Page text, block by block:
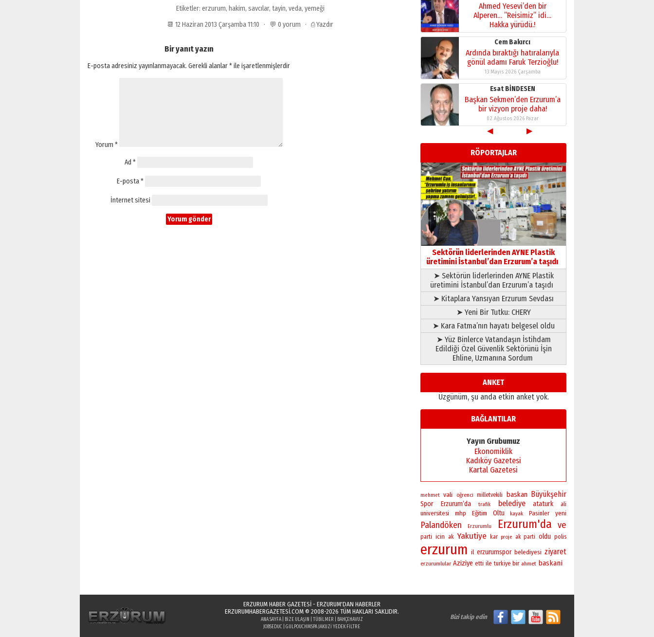
Etiketler: erzurum, hakim, savcılar, tayin, veda, yemeği
📆 12 Haziran 2013 Çarşamba 11:10 · 💬 0 yorum · ⎙ Yazdır
Bir yanıt yazın
E-posta adresiniz yayınlanmayacak. Gerekli alanlar*ile işaretlenmişlerdir
Yorum *
Ad *
E-posta*
İnternet sitesi
Ahmed Yesevi’den bir
Alperen… ”Reisimiz” idi…
Hakka yürüdü.!
26 Mart 2026 Perşembe
Cem Bakırcı
Ardında bıraktığı hatıralarıyla
gönül adamı Faruk Terzioğlu!
13 Mayıs 2026 Çarşamba
Esat BİNDESEN
Başkan Sekmen’den Erzurum’a
bir vizyon proje daha!
02 Ağustos 2026 Pazar
Kadir SABUNCUOĞLU
Erzurumspor’un köşe taşları
29 Haziran 2026 Pazartesi
Kenan GÜLERCİ
Murat Şahsuvaroğlu ERKON’da
çıtayı yukarı taşırken,
yönetimdekiler aşağı
çekmemeli!
17 Şubat 2026 SalıOrhan BOZKURT
Bir fotoğraf, bir şehir, bir
gazeteci… Dizginler kimin
elinde?
31 Mart 2026 Salı
A. Berhan Yılmaz
BİR BÖLÜM DEĞİL, BİR ÖMÜR
SEÇİYORSUNUZ… “NEDEN
ATATÜRK ÜNİVERSİTESİ?”
28 Temmuz 2026 Salı
Ahmet Gökhan YAZICI
Ahmed Yesevi’den bir
Alperen… ”Reisimiz” idi…
Hakka yürüdü.!
26 Mart 2026 Perşembe
Ardında bıraktığı hatıralarıyla
13 Mayıs 2026 Çarşamba
Esat BİNDESEN
Başkan Sekmen’den Erzurum’a
bir vizyon proje daha!
02 Ağustos 2026 Pazar
◀ ▶
RÖPORTAJLAR
Sektörün liderlerinden AYNE Plastik
üretimini İstanbul’dan Erzurum’a taşıdı
➤ Sektörün liderlerinden AYNE Plastik
üretimini İstanbul’dan Erzurum’a taşıdı
➤ Kitaplara Yansıyan Erzurum Sevdası
➤ Yeni Bir Tutku: CHERY
➤ Kara Fatma’nın hayatı belgesel oldu
➤ Yüz Binlerce Vatandaşın İstihdam
Edildiği Özel Güvenlik Sektörünü İşin
Ehline, Uzmanına Sordum
ANKET
Üzgünüm, şu anda etkin anket yok.
BAĞLANTILAR
Yayın Grubumuz
Ekonomiklik
Kadıköy Gazetesi
Kartal Gazetesi
mehmet vali öğrenci milletvekili baskan Büyükşehir
Spor Erzurum’da trafik belediye ataturk ali
universitesi mhp Eğitim Oltu kayak Pasinler yeni
Palandöken Erzurumlu Erzurum'da ve
parti icin ak Yakutiye kar proje ak parti oldu polis
erzurum il erzurumspor belediyesi ziyaret
erzurumlular Aziziye etti ile turkiye bir ahmet baskani
ERZURUM HABER GAZETESİ - ERZURUM'DAN HABERLER
ERZURUMHABERGAZETESI.COM© 2008-2026 TÜM HAKLARI SAKLIDIR.
ANA SAYFA| BIZE ULAŞIN TÜBILMER
BAHÇEHAVUZ
JOBSEDUC
GULPOUCH MSPA JAKUZI YEDEK FILTRE
Bizi takip edin